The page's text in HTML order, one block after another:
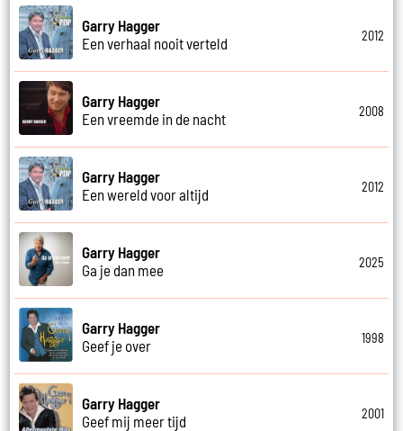
Garry Hagger
Een verhaal nooit verteld
2012
Garry Hagger
Een vreemde in de nacht
2008
Garry Hagger
Een wereld voor altijd
2012
Garry Hagger
Ga je dan mee
2025
Garry Hagger
Geef je over
1998
Garry Hagger
Geef mij meer tijd
2001